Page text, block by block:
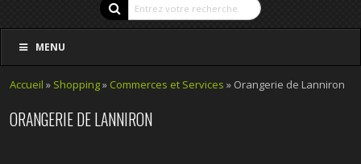
MENU
Accueil » Shopping» Commerces et Services » Orangerie de Lanniron
ORANGERIE DE LANNIRON